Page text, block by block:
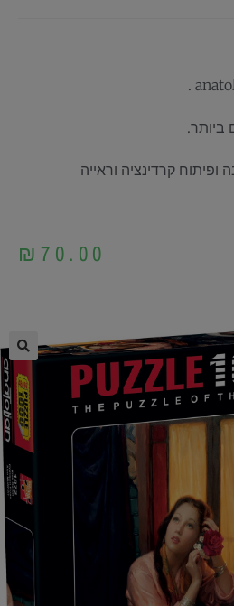
ביותר.
קרדינציה וראייה
₪ 70.00
🔍